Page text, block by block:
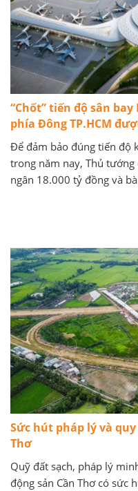
“Chốt” tiến độ sân
phía Đông TP.HCM
Để đảm bảo đúng tiến độ
trong năm nay, Thủ
ngân 18.000 tỷ đồng và
Sức hút pháp lý và
Thơ
Quỹ đất sạch, pháp lý
động sản Cần Thơ có sức